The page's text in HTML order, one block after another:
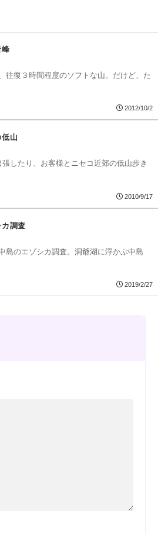
峰
往復３時間程度のソフトな山。だけど、た
2012/10/2
山
したり、お客様とニセコ近郊の低山歩き
2010/9/17
カ調査
島のエゾシカ調査。洞爺湖に浮かぶ中島
2019/2/27